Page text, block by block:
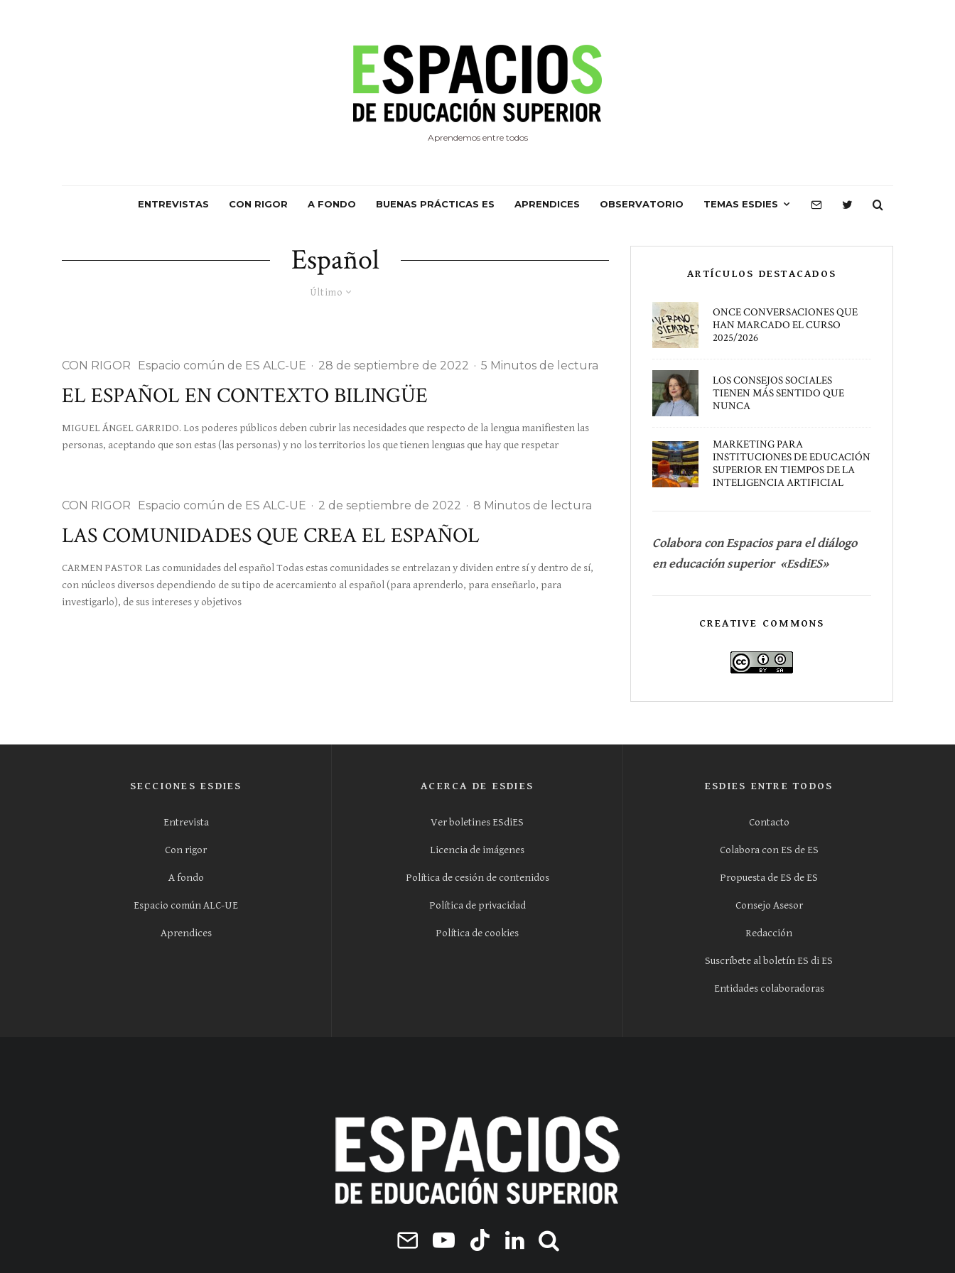
Aprendemos entre todos
ENTREVISTAS CON RIGOR A FONDO BUENAS PRÁCTICAS ES APRENDICES OBSERVATORIO TEMAS ESDIES
Español
Último
CON RIGOR Espacio común de ES ALC-UE · 28 de septiembre de 2022 · 5 Minutos de lectura
EL ESPAÑOL EN CONTEXTO BILINGÜE
MIGUEL ÁNGEL GARRIDO. Los poderes públicos deben cubrir las necesidades que respecto de la lengua manifiesten las
personas, aceptando que son estas (las personas) y no los territorios los que tienen lenguas que hay que respetar
CON RIGOR Espacio común de ES ALC-UE · 2 de septiembre de 2022 · 8 Minutos de lectura
LAS COMUNIDADES QUE CREA EL ESPAÑOL
CARMEN PASTOR Las comunidades del español Todas estas comunidades se entrelazan y dividen entre sí y dentro de sí,
con núcleos diversos dependiendo de su tipo de acercamiento al español (para aprenderlo, para enseñarlo, para
investigarlo), de sus intereses y objetivos
ARTÍCULOS DESTACADOS
ONCE CONVERSACIONES QUE
HAN MARCADO EL CURSO
2025/2026
LOS CONSEJOS SOCIALES
TIENEN MÁS SENTIDO QUE
NUNCA
MARKETING PARA
INSTITUCIONES DE EDUCACIÓN
SUPERIOR EN TIEMPOS DE LA
INTELIGENCIA ARTIFICIAL
Colabora con Espacios para el diálogo
en educación superior «EsdiES»
CREATIVE COMMONS
SECCIONES ESDIES
Entrevista
Con rigor
A fondo
Espacio común ALC-UE
Aprendices
ACERCA DE ESDIES
Ver boletines ESdiES
Licencia de imágenes
Política de cesión de contenidos
Política de privacidad
Política de cookies
ESDIES ENTRE TODOS
Contacto
Colabora con ES de ES
Propuesta de ES de ES
Consejo Asesor
Redacción
Suscríbete al boletín ES di ES
Entidades colaboradoras